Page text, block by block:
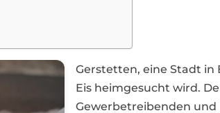
Gerstetten, eine Stadt
Eis heimgesucht wird.
Gewerbetreibenden und